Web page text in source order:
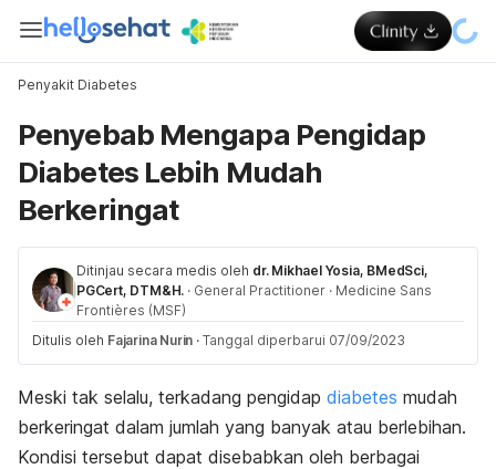
Penyakit Diabetes
Penyebab Mengapa Pengidap
Diabetes Lebih Mudah
Berkeringat
Ditinjau secara medis oleh dr. Mikhael Yosia, BMedSci,
PGCert, DTM&H. · General Practitioner · Medicine Sans
Frontières (MSF)
Ditulis oleh Fajarina Nurin · Tanggal diperbarui 07/09/2023
Meski tak selalu, terkadang pengidap diabetes mudah
berkeringat dalam jumlah yang banyak atau berlebihan.
Kondisi tersebut dapat disebabkan oleh berbagai